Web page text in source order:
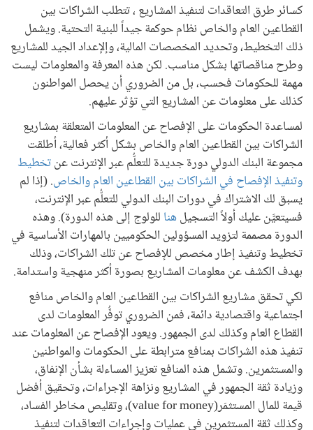
كسائر طرق التعاقدات لتنفيذ المشاريع ، تتطلب الشراكات بين
القطاعين العام والخاص نظام حوكمة جيداً للبنية التحتية. ويشمل
ذلك التخطيط، وتحديد المخصصات المالية، وإلإعداد الجيد للمشاريع
وطرح مناقصاتها بشكل مناسب. لكن هذه المعرفة والمعلومات ليست
مهمة للحكومات فحسب، بل من الضروري أن يحصل المواطنون
كذلك على معلومات عن المشاريع التي تؤثر عليهم.
لمساعدة الحكومات على الإفصاح عن المعلومات المتعلقة بمشاريع
الشراكات بين القطاعين العام والخاص بشكل أكثر فعالية، أطلقت
مجموعة البنك الدولي دورة جديدة للتعلُّم عبر الإنترنت عنتخطيط
وتنفيذ الإفصاح في الشراكات بين القطاعين العام والخاص. (إذا لم
يسبق لك الاشتراك في دورات البنك الدولي للتعلُّم عبر الإنترنت،
فسيتعيَّن عليك أولاً التسجيلهنا للولوج إلى هذه الدورة). وهذه
الدورة مصممة لتزويد المسؤولين الحكوميين بالمهارات الأساسية في
تخطيط وتنفيذ إطار مخصص للإفصاح عن تلك الشراكات، وذلك
بهدف الكشف عن معلومات المشاريع بصورة أكثر منهجية واستدامة.
لكي تحقق مشاريع الشراكات بين القطاعين العام والخاص منافع
اجتماعية واقتصادية دائمة، فمن الضروري توفُّر المعلومات لدى
القطاع العام وكذلك لدى الجمهور. ويعود الإفصاح عن المعلومات عند
تنفيذ هذه الشراكات بمنافع مترابطة على الحكومات والمواطنين
والمستثمرين. وتشمل هذه المنافع تعزيز المساءلة بشأن الإنفاق،
وزيادة ثقة الجمهور في المشاريع ونزاهة الإجراءات، وتحقيق أفضل
قيمة للمال المستثمَر(value for money)، وتقليص مخاطر الفساد،
وكذلك ثقة المستثمرين في عمليات وإجراءات التعاقدات لتنفيذ